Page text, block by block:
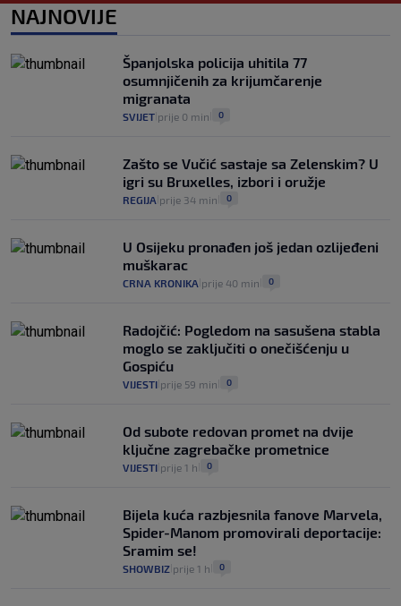
1
junaci naših priča budu oni koji pomažu,
a ne oni koji su pobijedili nekoga"
30. srp. 2
NAJNOVIJE
Španjolska policija uhitila 77
osumnjičenih za krijumčarenje
migranata
SVIJET prije 0 min 0
Zašto se Vučić sastaje sa Zelenskim? U
igri su Bruxelles, izbori i oružje
REGIJA prije 34 min 0
U Osijeku pronađen još jedan ozlijeđeni
muškarac
CRNA KRONIKA prije 40 min 0
Radojčić: Pogledom na sasušena stabla
moglo se zaključiti o onečišćenju u
Gospiću
VIJESTI prije 59 min 0
Od subote redovan promet na dvije
ključne zagrebačke prometnice
VIJESTI prije 1 h 0
Bijela kuća razbjesnila fanove Marvela,
Spider-Manom promovirali deportacije:
Sramim se!
SHOWBIZ prije 1 h 0